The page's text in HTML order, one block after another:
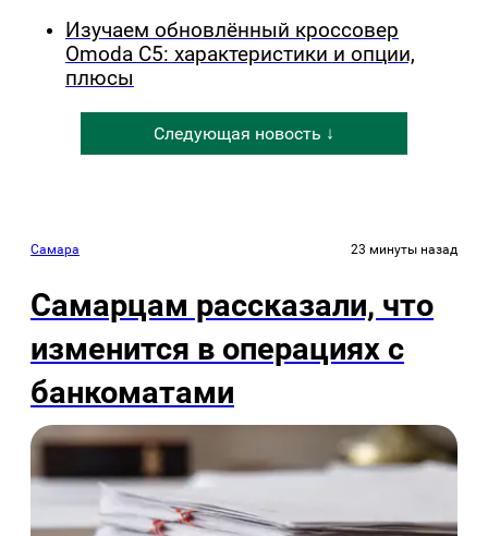
Изучаем обновлённый кроссовер
Omoda C5: характеристики и опции,
плюсы
Следующая новость ↓
Самара 23 минуты назад
Самарцам рассказали, что
изменится в операциях с
банкоматами